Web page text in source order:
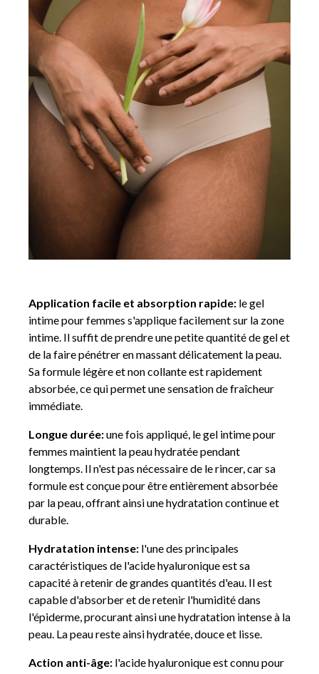
Application facile et absorption rapide: le gel
intime pour femmes s'applique facilement sur la zone
intime. Il suffit de prendre une petite quantité de gel et
de la faire pénétrer en massant délicatement la peau.
Sa formule légère et non collante est rapidement
absorbée, ce qui permet une sensation de fraîcheur
immédiate.
Longue durée:une fois appliqué, le gel intime pour
femmes maintient la peau hydratée pendant
longtemps. Il n'est pas nécessaire de le rincer, car sa
formule est conçue pour être entièrement absorbée
par la peau, offrant ainsi une hydratation continue et
durable.
Hydratation intense: l'une des principales
caractéristiques de l'acide hyaluronique est sa
capacité à retenir de grandes quantités d'eau. Il est
capable d'absorber et de retenir l'humidité dans
l'épiderme, procurant ainsi une hydratation intense à la
peau. La peau reste ainsi hydratée, douce et lisse.
Action anti-âge: l'acide hyaluronique est connu pour